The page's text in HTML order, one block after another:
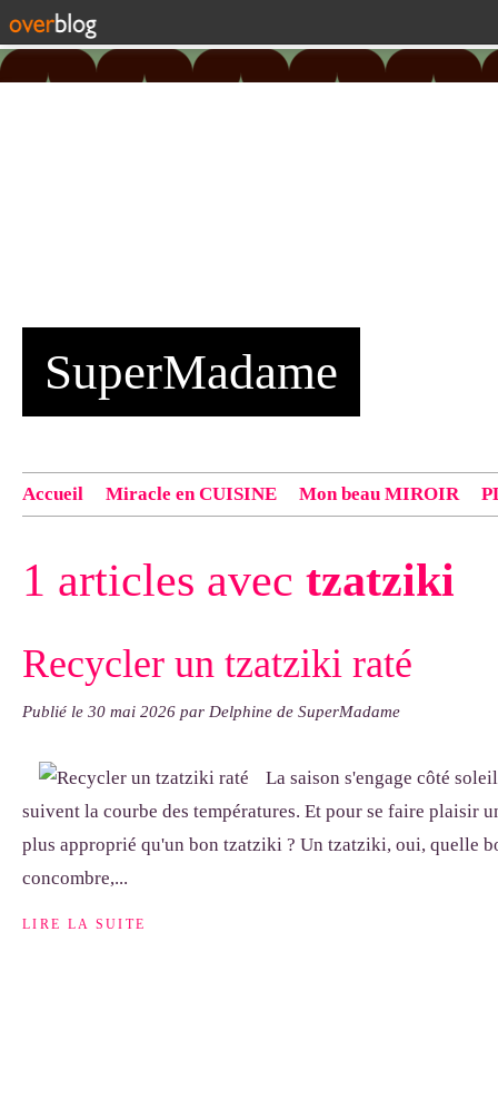
SuperMadame
Accueil Miracle en CUISINE Mon beau MIROIR
exemple : "Bonnet cloche From Annie", "Veste Rue
1 articles avec tzatziki
Recycler un tzatziki raté
Publié le 30 mai 2026 par Delphine de SuperMadame
La saison s'engage côté
suivent la courbe des températures. Et pour se faire plaisir
plus approprié qu'un bon tzatziki ? Un tzatziki, oui, quelle
concombre,...
LIRE LA SUITE